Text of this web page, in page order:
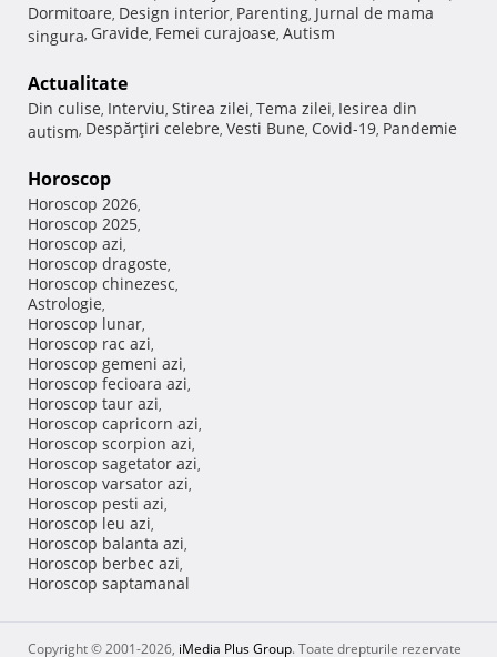
Dormitoare, Design interior, Parenting, Jurnal de mama
singura, Gravide, Femei curajoase, Autism
Actualitate
Din culise, Interviu, Stirea zilei, Tema zilei, Iesirea din
autism, Despărţiri celebre, Vesti Bune, Covid-19, Pandemie
Horoscop
Horoscop 2026,
Horoscop 2025,
Horoscop azi,
Horoscop dragoste,
Horoscop chinezesc,
Astrologie,
Horoscop lunar,
Horoscop rac azi,
Horoscop gemeni azi,
Horoscop fecioara azi,
Horoscop taur azi,
Horoscop capricorn azi,
Horoscop scorpion azi,
Horoscop sagetator azi,
Horoscop varsator azi,
Horoscop pesti azi,
Horoscop leu azi,
Horoscop balanta azi,
Horoscop berbec azi,
Horoscop saptamanal
Copyright © 2001-2026, iMedia Plus Group. Toate drepturile rezervate